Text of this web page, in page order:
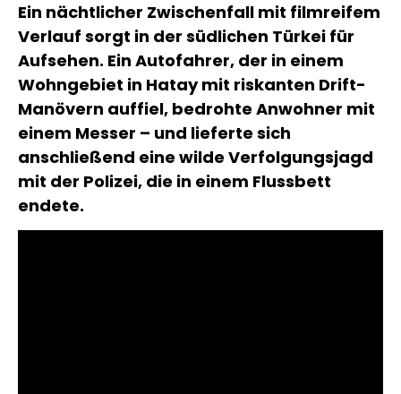
Ein nächtlicher Zwischenfall mit filmreifem
Verlauf sorgt in der südlichen Türkei für
Aufsehen. Ein Autofahrer, der in einem
Wohngebiet in Hatay mit riskanten Drift-
Manövern auffiel, bedrohte Anwohner mit
einem Messer – und lieferte sich
anschließend eine wilde Verfolgungsjagd
mit der Polizei, die in einem Flussbett
endete.